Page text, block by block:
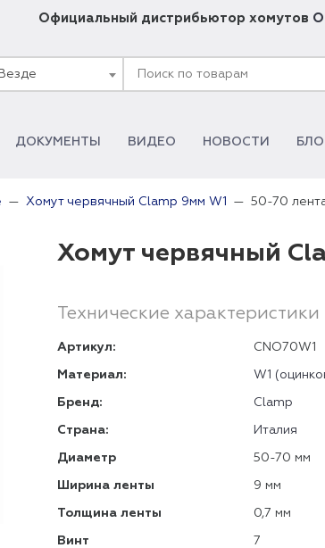
Официальный дистрибьютор хомутов
Везде
ДОКУМЕНТЫ ВИДЕО НОВОСТИ
Хомут червячный Clamp 9мм W1 50-70
Хомут червячный
Технические характеристики
Артикул: CNO70W1
Материал: W1
Бренд: Clamp
Страна: Италия
Диаметр 50-70 мм
Ширина ленты 9 мм
Толщина ленты 0,7 мм
Винт 7